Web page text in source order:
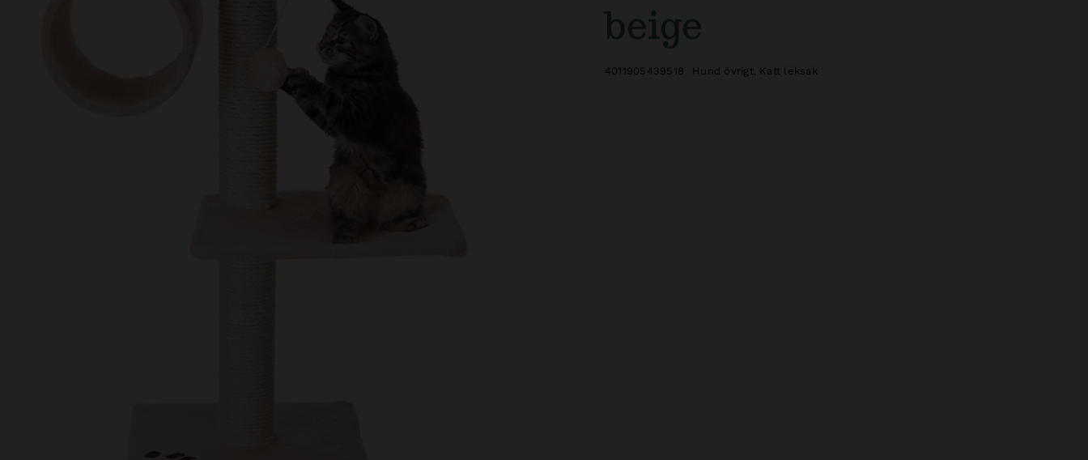
beige
4011905439518 Hund övrigt Katt leksak